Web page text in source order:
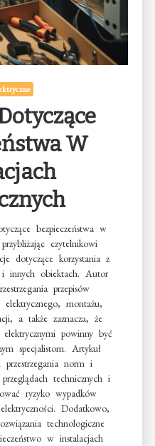
W
bezpieczeństwa w
czytelnikowi
dotyczące korzystania z
i innych obiektach. Autor
przepisów
montażu,
a także zaznacza, że
powinny być
specjalistom. Artykuł
norm i
technicznych i
ryzyko wypadków
Dodatkowo,
technologiczne
w instalacjach